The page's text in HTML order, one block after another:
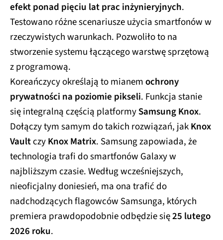
efekt ponad pięciu lat prac inżynieryjnych.
Testowano różne scenariusze użycia smartfonów w
rzeczywistych warunkach. Pozwoliło to na
stworzenie systemu łączącego warstwę sprzętową
z programową.
Koreańczycy określają to mianemochrony
prywatności na poziomie pikseli. Funkcja stanie
się integralną częścią platformySamsung Knox.
Dołączy tym samym do takich rozwiązań, jakKnox
VaultczyKnox Matrix. Samsung zapowiada, że
technologia trafi do smartfonów Galaxy w
najbliższym czasie. Według wcześniejszych,
nieoficjalny doniesień, ma ona trafić do
nadchodzących flagowców Samsunga, których
premiera prawdopodobnie odbędzie się25 lutego
2026 roku.